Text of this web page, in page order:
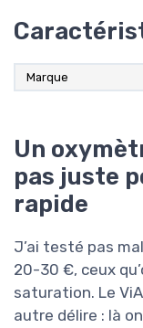
Marque
Un
pas juste
rapide
J’ai testé pas
20-30 €, ceux
saturation. Le
autre délire : là